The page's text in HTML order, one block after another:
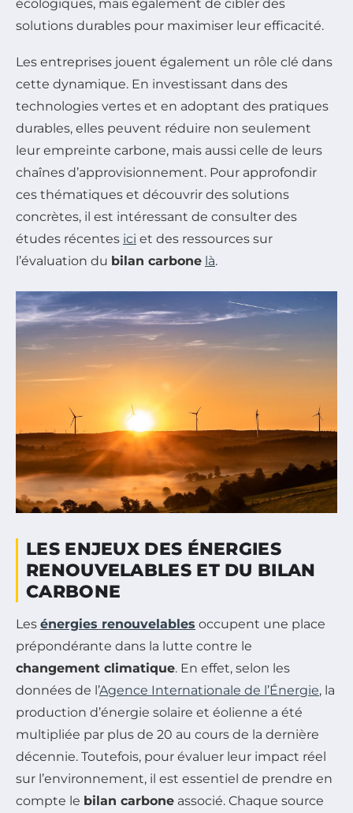
écologiques, mais également de cibler des
solutions durables pour maximiser leur efficacité.
Les entreprises jouent également un rôle clé dans
cette dynamique. En investissant dans des
technologies vertes et en adoptant des pratiques
durables, elles peuvent réduire non seulement
leur empreinte carbone, mais aussi celle de leurs
chaînes d’approvisionnement. Pour approfondir
ces thématiques et découvrir des solutions
concrètes, il est intéressant de consulter des
études récentes ici et des ressources sur
l’évaluation du bilan carbone là.
LES ENJEUX DES ÉNERGIES
RENOUVELABLES ET DU BILAN
CARBONE
Les énergies renouvelables occupent une place
prépondérante dans la lutte contre le
changement climatique. En effet, selon les
données de l’Agence Internationale de l’Énergie, la
production d’énergie solaire et éolienne a été
multipliée par plus de 20 au cours de la dernière
décennie. Toutefois, pour évaluer leur impact réel
sur l’environnement, il est essentiel de prendre en
compte le bilan carbone associé. Chaque source